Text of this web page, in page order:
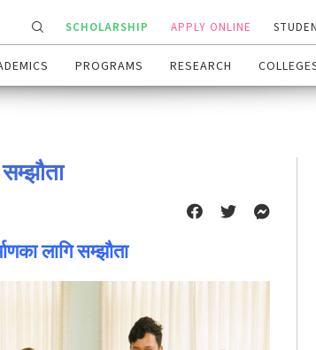
SCHOLARSHIP APPLY ONLINE
PROGRAMS RESEARCH
लागि सम्झौता